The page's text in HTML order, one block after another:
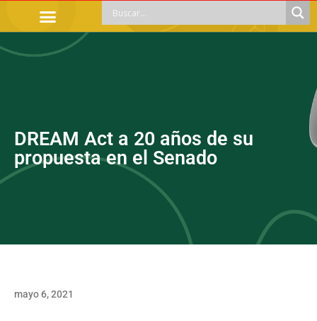
DREAM Act a 20 años de su
propuesta en el Senado
mayo 6, 2021